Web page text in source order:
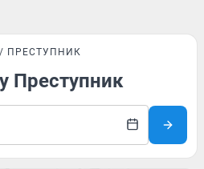
ПРЕСТУПНИК
Преступник